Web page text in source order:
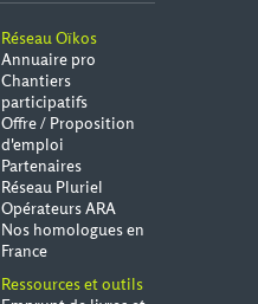
Réseau Oïkos
Annuaire pro
Chantiers
participatifs
Offre / Proposition
d'emploi
Partenaires
Réseau Pluriel
Opérateurs ARA
Nos homologues en
France
Ressources et outils